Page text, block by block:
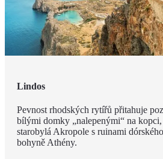
Lindos
Pevnost rhodských rytířů přitahuje
bílými domky „nalepenými“ na
starobylá Akropole s ruinami
bohyně Athény.